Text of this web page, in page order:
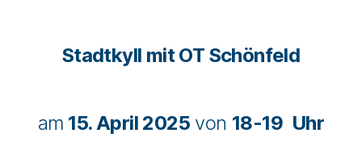
Stadtkyll mit OT Schönfeld
am 15. April 2025von 18-19 Uhr